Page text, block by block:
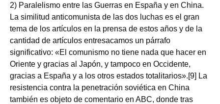
2) Paralelismo entre las Guerras en España y en China.
La similitud anticomunista de las dos luchas es el gran
tema de los artículos en la prensa de estos años y de la
cantidad de artículos entresacamos un párrafo
significativo: «El comunismo no tiene nada que hacer en
Oriente y gracias al Japón, y tampoco en Occidente,
gracias a España y a los otros estados totalitarios».[9] La
resistencia contra la penetración soviética en China
también es objeto de comentario en ABC, donde tras